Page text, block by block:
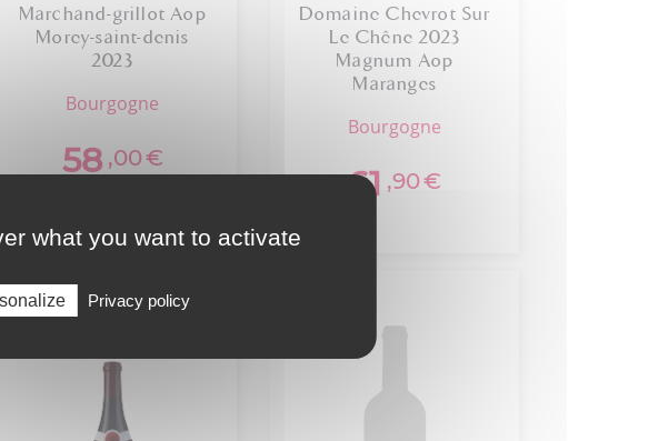
Marchand-grillot Aop
Morey-saint-denis
2023
bourgogne
58 ,00€
Domaine Chevrot Sur
Le Chêne 2023
Magnum Aop
Maranges
bourgogne
61 ,90€
what you want to activate
Privacy policy